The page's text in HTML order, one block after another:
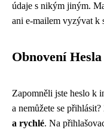
údaje s nikým jiným.
ani e-mailem vyzývat k
Obnovení Hesla
Zapomněli jste heslo k
a nemůžete se přihlásit?
a rychlé. Na